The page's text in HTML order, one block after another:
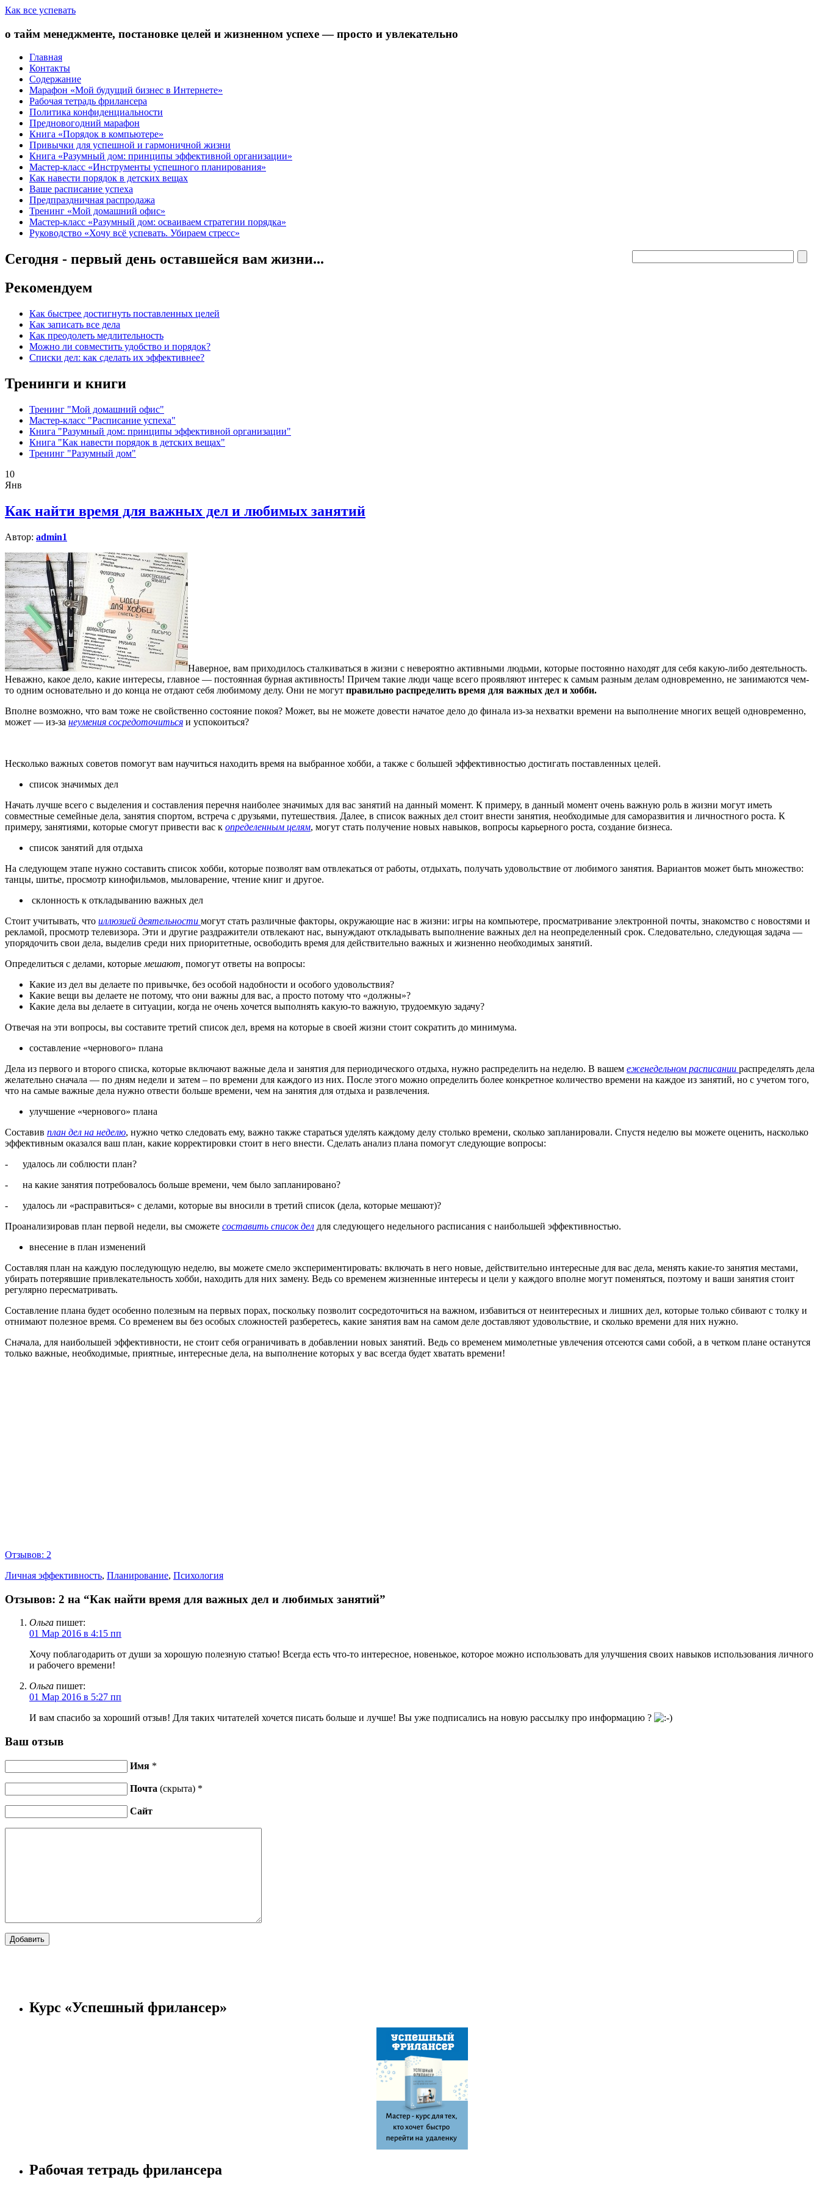
Как все успевать
о тайм менеджменте, постановке целей и жизненном успехе — просто и увлекательно
Главная
Контакты
Содержание
Марафон «Мой будущий бизнес в Интернете»
Рабочая тетрадь фрилансера
Политика конфиденциальности
Предновогодний марафон
Книга «Порядок в компьютере»
Привычки для успешной и гармоничной жизни
Книга «Разумный дом: принципы эффективной организации»
Мастер-класс «Инструменты успешного планирования»
Как навести порядок в детских вещах
Ваше расписание успеха
Предпраздничная распродажа
Тренинг «Мой домашний офис»
Мастер-класс «Разумный дом: осваиваем стратегии порядка»
Руководство «Хочу всё успевать. Убираем стресс»
Сегодня - первый день оставшейся вам жизни...
Рекомендуем
Как быстрее достигнуть поставленных целей
Как записать все дела
Как преодолеть медлительность
Можно ли совместить удобство и порядок?
Списки дел: как сделать их эффективнее?
Тренинги и книги
Тренинг "Мой домашний офис"
Мастер-класс "Расписание успеха"
Книга "Разумный дом: принципы эффективной организации"
Книга "Как навести порядок в детских вещах"
Тренинг "Разумный дом"
10
Янв
Как найти время для важных дел и любимых занятий
Автор: admin1
Наверное, вам приходилось сталкиваться в жизни с невероятно активными людьми, которые постоянно находят для себя какую-либо деятельность.
Неважно, какое дело, какие интересы, главное — постоянная бурная активность! Причем такие люди чаще всего проявляют интерес к самым разным делам одновременно, не занимаются чем-
то одним основательно и до конца не отдают себя любимому делу. Они не могут правильно распределить время для важных дел и хобби.
Вполне возможно, что вам тоже не свойственно состояние покоя? Может, вы не можете довести начатое дело до финала из-за нехватки времени на выполнение многих вещей одновременно,
может — из-за неумения сосредоточиться и успокоиться?
Несколько важных советов помогут вам научиться находить время на выбранное хобби, а также с большей эффективностью достигать поставленных целей.
список значимых дел
Начать лучше всего с выделения и составления перечня наиболее значимых для вас занятий на данный момент. К примеру, в данный момент очень важную роль в жизни могут иметь
совместные семейные дела, занятия спортом, встреча с друзьями, путешествия. Далее, в список важных дел стоит внести занятия, необходимые для саморазвития и личностного роста. К
примеру, занятиями, которые смогут привести вас к определенным целям, могут стать получение новых навыков, вопросы карьерного роста, создание бизнеса.
список занятий для отдыха
На следующем этапе нужно составить список хобби, которые позволят вам отвлекаться от работы, отдыхать, получать удовольствие от любимого занятия. Вариантов может быть множество:
танцы, шитье, просмотр кинофильмов, мыловарение, чтение книг и другое.
склонность к откладыванию важных дел
Стоит учитывать, что иллюзией деятельности могут стать различные факторы, окружающие нас в жизни: игры на компьютере, просматривание электронной почты, знакомство с новостями и
рекламой, просмотр телевизора. Эти и другие раздражители отвлекают нас, вынуждают откладывать выполнение важных дел на неопределенный срок. Следовательно, следующая задача —
упорядочить свои дела, выделив среди них приоритетные, освободить время для действительно важных и жизненно необходимых занятий.
Определиться с делами, которые мешают, помогут ответы на вопросы:
Какие из дел вы делаете по привычке, без особой надобности и особого удовольствия?
Какие вещи вы делаете не потому, что они важны для вас, а просто потому что «должны»?
Какие дела вы делаете в ситуации, когда не очень хочется выполнять какую-то важную, трудоемкую задачу?
Отвечая на эти вопросы, вы составите третий список дел, время на которые в своей жизни стоит сократить до минимума.
составление «чернового» плана
Дела из первого и второго списка, которые включают важные дела и занятия для периодического отдыха, нужно распределить на неделю. В вашем еженедельном расписании распределять дела
желательно сначала — по дням недели и затем – по времени для каждого из них. После этого можно определить более конкретное количество времени на каждое из занятий, но с учетом того,
что на самые важные дела нужно отвести больше времени, чем на занятия для отдыха и развлечения.
улучшение «чернового» плана
Составив план дел на неделю, нужно четко следовать ему, важно также стараться уделять каждому делу столько времени, сколько запланировали. Спустя неделю вы можете оценить, насколько
эффективным оказался ваш план, какие корректировки стоит в него внести. Сделать анализ плана помогут следующие вопросы:
- удалось ли соблюсти план?
- на какие занятия потребовалось больше времени, чем было запланировано?
- удалось ли «расправиться» с делами, которые вы вносили в третий список (дела, которые мешают)?
Проанализировав план первой недели, вы сможете составить список дел для следующего недельного расписания с наибольшей эффективностью.
внесение в план изменений
Составляя план на каждую последующую неделю, вы можете смело экспериментировать: включать в него новые, действительно интересные для вас дела, менять какие-то занятия местами,
убирать потерявшие привлекательность хобби, находить для них замену. Ведь со временем жизненные интересы и цели у каждого вполне могут поменяться, поэтому и ваши занятия стоит
регулярно пересматривать.
Составление плана будет особенно полезным на первых порах, поскольку позволит сосредоточиться на важном, избавиться от неинтересных и лишних дел, которые только сбивают с толку и
отнимают полезное время. Со временем вы без особых сложностей разберетесь, какие занятия вам на самом деле доставляют удовольствие, и сколько времени для них нужно.
Сначала, для наибольшей эффективности, не стоит себя ограничивать в добавлении новых занятий. Ведь со временем мимолетные увлечения отсеются сами собой, а в четком плане останутся
только важные, необходимые, приятные, интересные дела, на выполнение которых у вас всегда будет хватать времени!
Отзывов: 2
Личная эффективность, Планирование, Психология
Отзывов: 2 на “Как найти время для важных дел и любимых занятий”
Ольга пишет:
01 Мар 2016 в 4:15 пп
Хочу поблагодарить от души за хорошую полезную статью! Всегда есть что-то интересное, новенькое, которое можно использовать для улучшения своих навыков использования личного
и рабочего времени!
Ольга пишет:
01 Мар 2016 в 5:27 пп
И вам спасибо за хороший отзыв! Для таких читателей хочется писать больше и лучше! Вы уже подписались на новую рассылку про информацию ?
Ваш отзыв
Имя *
Почта (скрыта) *
Сайт
Курс «Успешный фрилансер»
Рабочая тетрадь фрилансера